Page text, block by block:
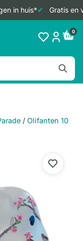
in huis* Gratis en
0
/ Olifanten 10